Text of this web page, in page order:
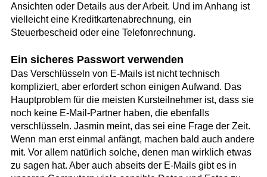
Ansichten oder Details aus der Arbeit. Und im Anhang ist
vielleicht eine Kreditkartenabrechnung, ein
Steuerbescheid oder eine Telefonrechnung.
Ein sicheres Passwort verwenden
Das Verschlüsseln von E-Mails ist nicht technisch
kompliziert, aber erfordert schon einigen Aufwand. Das
Hauptproblem für die meisten Kursteilnehmer ist, dass sie
noch keine E-Mail-Partner haben, die ebenfalls
verschlüsseln. Jasmin meint, das sei eine Frage der Zeit.
Wenn man erst einmal anfängt, machen bald auch andere
mit. Vor allem natürlich solche, denen man wirklich etwas
zu sagen hat. Aber auch abseits der E-Mails gibt es in